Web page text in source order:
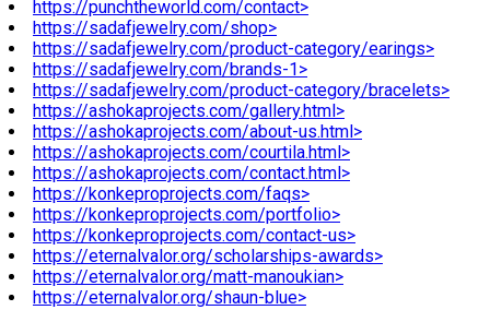
https://punchtheworld.com/contact>
https://sadafjewelry.com/shop>
https://sadafjewelry.com/product-category/earings>
https://sadafjewelry.com/brands-1>
https://sadafjewelry.com/product-category/bracelets>
https://ashokaprojects.com/gallery.html>
https://ashokaprojects.com/about-us.html>
https://ashokaprojects.com/courtila.html>
https://ashokaprojects.com/contact.html>
https://konkeproprojects.com/faqs>
https://konkeproprojects.com/portfolio>
https://konkeproprojects.com/contact-us>
https://eternalvalor.org/scholarships-awards>
https://eternalvalor.org/matt-manoukian>
https://eternalvalor.org/shaun-blue>